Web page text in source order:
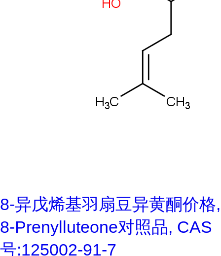
8-异戊烯基羽扇豆异黄酮价格,
8-Prenylluteone对照品, CAS
号:125002-91-7